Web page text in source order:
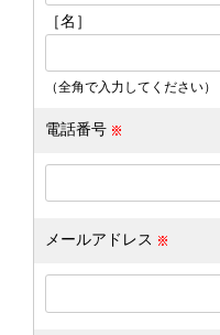
［名］
（全角で入力してください）
電話番号
メールアドレス